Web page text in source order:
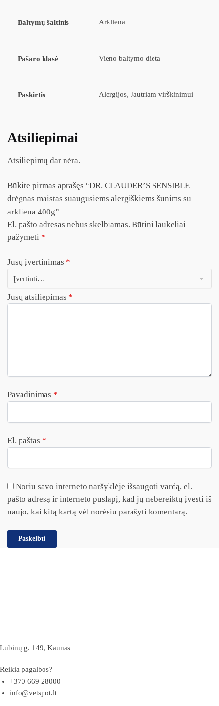
Baltymų šaltinis Arkliena
Pašaro klasė Vieno baltymo dieta
Paskirtis Alergijos, Jautriam virškinimui
Atsiliepimai
Atsiliepimų dar nėra.
Būkite pirmas aprašęs “DR. CLAUDER’S SENSIBLE
drėgnas maistas suaugusiems alergiškiems šunims su
arkliena 400g”
El. pašto adresas nebus skelbiamas. Būtini laukeliai
pažymėti *
Jūsų įvertinimas *
Jūsų atsiliepimas *
Pavadinimas *
El. paštas *
Noriu savo interneto naršyklėje išsaugoti vardą, el.
pašto adresą ir interneto puslapį, kad jų nebereiktų įvesti iš
naujo, kai kitą kartą vėl norėsiu parašyti komentarą.
Lubinų g. 149, Kaunas
Reikia pagalbos?
+370 669 28000
info@vetspot.lt